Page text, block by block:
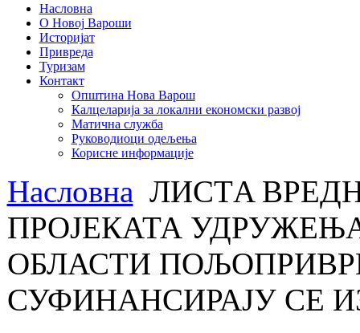
Насловна
О Новој Вароши
Историјат
Привреда
Туризам
Контакт
Општина Нова Варош
Калцеларија за локални економски развој
Матична служба
Руководиоци одељења
Корисне информације
Насловна ЛИСТA
ПРОЈЕКАТА
ОБЛАСТИ
СУФИНАНСИРАЈУ СЕ